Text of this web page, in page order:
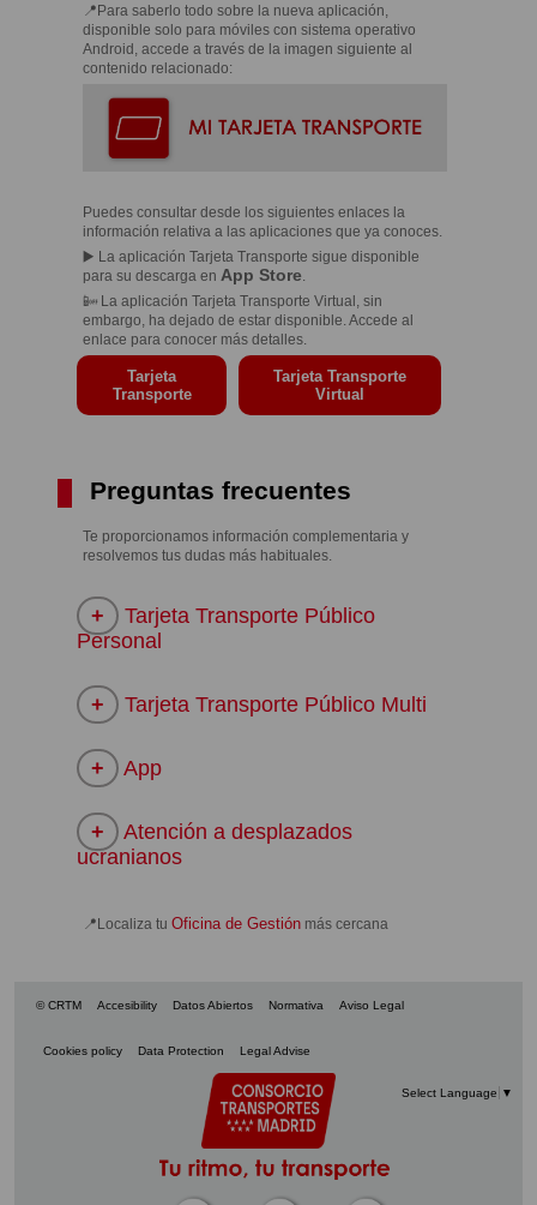
📍Para saberlo todo sobre la nueva aplicación,
disponible solo para móviles con sistema operativo
Android, accede a través de la imagen siguiente al
contenido relacionado:
Puedes consultar desde los siguientes enlaces la
información relativa a las aplicaciones que ya conoces.
▶️ La aplicación Tarjeta Transporte sigue disponible
para su descarga enApp Store.
📴 La aplicación Tarjeta Transporte Virtual, sin
embargo, ha dejado de estar disponible. Accede al
enlace para conocer más detalles.
Tarjeta
Transporte
Tarjeta Transporte
Virtual
Preguntas frecuentes
Te proporcionamos información complementaria y
resolvemos tus dudas más habituales.
Tarjeta Transporte Público
Personal
Tarjeta Transporte Público Multi
App
Atención a desplazados
ucranianos
📍Localiza tuOficina de Gestión más cercana
© CRTM Accesibility Datos Abiertos Normativa Aviso Legal
Cookies policy Data Protection Legal Advise
Select Language ▼